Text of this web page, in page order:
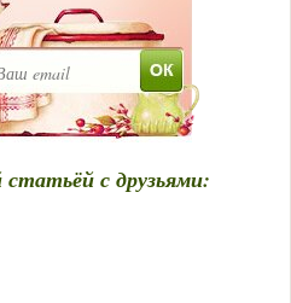
с друзьями: